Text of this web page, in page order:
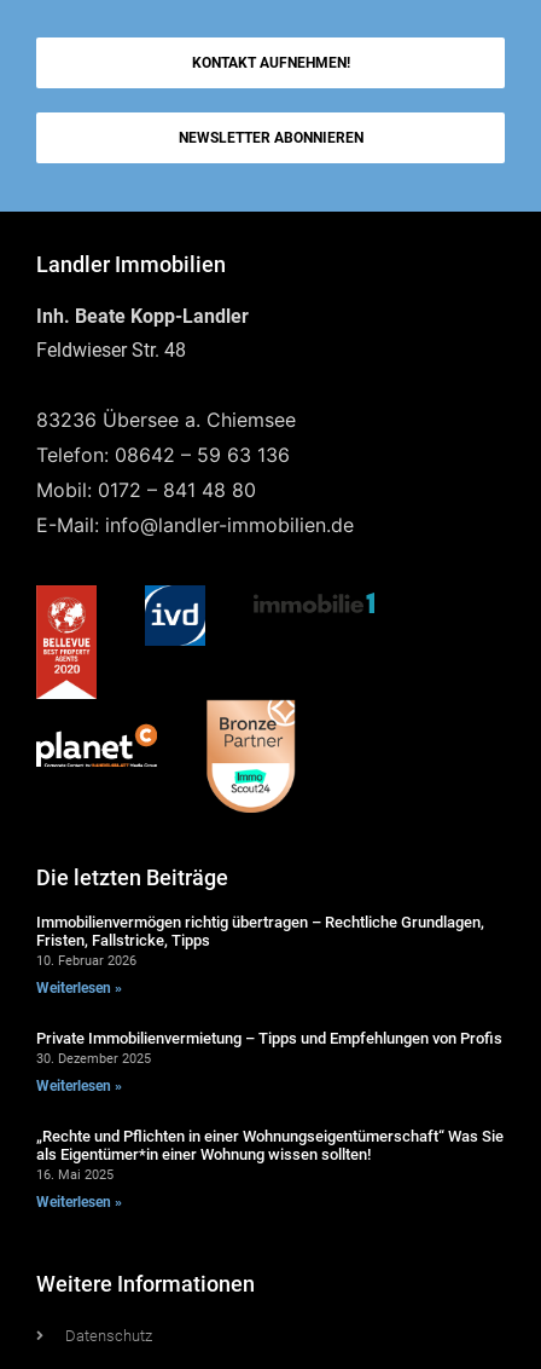
KONTAKT AUFNEHMEN!
NEWSLETTER ABONNIEREN
Landler Immobilien
Inh. Beate Kopp-Landler
Feldwieser Str. 48
83236 Übersee a. Chiemsee
Telefon: 08642 – 59 63 136
Mobil: 0172 – 841 48 80
E-Mail: info@landler-immobilien.de
Die letzten Beiträge
Immobilienvermögen richtig übertragen – Rechtliche Grundlagen,
Fristen, Fallstricke, Tipps
10. Februar 2026
Weiterlesen »
Private Immobilienvermietung – Tipps und Empfehlungen von Profis
30. Dezember 2025
Weiterlesen »
„Rechte und Pflichten in einer Wohnungseigentümerschaft“ Was Sie
als Eigentümer*in einer Wohnung wissen sollten!
16. Mai 2025
Weiterlesen »
Weitere Informationen
Datenschutz